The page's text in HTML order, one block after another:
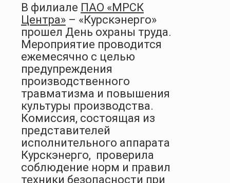
В филиале ПАО «МРСК
Центра» – «Курскэнерго»
прошел День охраны труда.
Мероприятие проводится
ежемесячно с целью
предупреждения
производственного
травматизма и повышения
культуры производства.
Комиссия, состоящая из
представителей
исполнительного аппарата
Курскэнерго, проверила
соблюдение норм и правил
техники безопасности при